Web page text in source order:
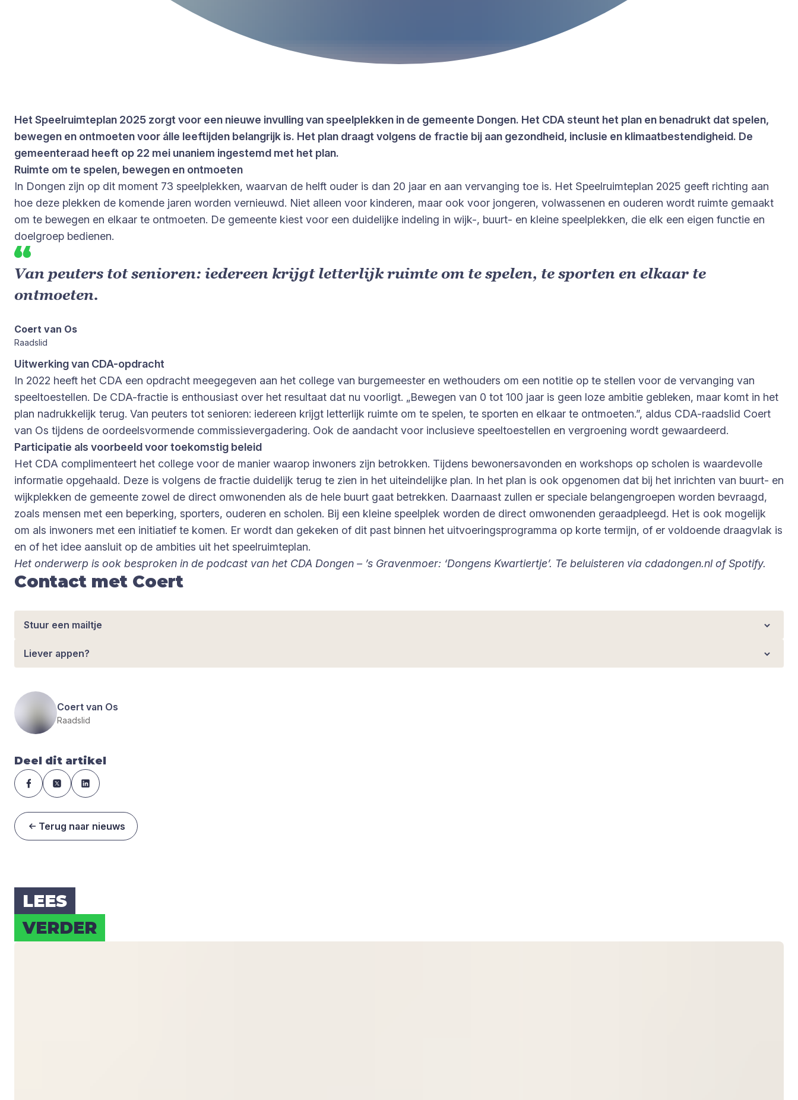
Het Speelruimteplan 2025 zorgt voor een nieuwe invulling van speelplekken in de gemeente Dongen. Het CDA steunt het plan en benadrukt dat spelen,
bewegen en ontmoeten voor álle leeftijden belangrijk is. Het plan draagt volgens de fractie bij aan gezondheid, inclusie en klimaatbestendigheid. De
gemeenteraad heeft op 22 mei unaniem ingestemd met het plan.
Ruimte om te spelen, bewegen en ontmoeten
In Dongen zijn op dit moment 73 speelplekken, waarvan de helft ouder is dan 20 jaar en aan vervanging toe is. Het Speelruimteplan 2025 geeft richting aan
hoe deze plekken de komende jaren worden vernieuwd. Niet alleen voor kinderen, maar ook voor jongeren, volwassenen en ouderen wordt ruimte gemaakt
om te bewegen en elkaar te ontmoeten. De gemeente kiest voor een duidelijke indeling in wijk-, buurt- en kleine speelplekken, die elk een eigen functie en
doelgroep bedienen.
Van peuters tot senioren: iedereen krijgt letterlijk ruimte om te spelen, te sporten en elkaar te
ontmoeten.
Coert van Os
Raadslid
Uitwerking van CDA-opdracht
In 2022 heeft het CDA een opdracht meegegeven aan het college van burgemeester en wethouders om een notitie op te stellen voor de vervanging van
speeltoestellen. De CDA-fractie is enthousiast over het resultaat dat nu voorligt. „Bewegen van 0 tot 100 jaar is geen loze ambitie gebleken, maar komt in het
plan nadrukkelijk terug. Van peuters tot senioren: iedereen krijgt letterlijk ruimte om te spelen, te sporten en elkaar te ontmoeten.”, aldus CDA-raadslid Coert
van Os tijdens de oordeelsvormende commissievergadering. Ook de aandacht voor inclusieve speeltoestellen en vergroening wordt gewaardeerd.
Participatie als voorbeeld voor toekomstig beleid
Het CDA complimenteert het college voor de manier waarop inwoners zijn betrokken. Tijdens bewonersavonden en workshops op scholen is waardevolle
informatie opgehaald. Deze is volgens de fractie duidelijk terug te zien in het uiteindelijke plan. In het plan is ook opgenomen dat bij het inrichten van buurt- en
wijkplekken de gemeente zowel de direct omwonenden als de hele buurt gaat betrekken. Daarnaast zullen er speciale belangengroepen worden bevraagd,
zoals mensen met een beperking, sporters, ouderen en scholen. Bij een kleine speelplek worden de direct omwonenden geraadpleegd. Het is ook mogelijk
om als inwoners met een initiatief te komen. Er wordt dan gekeken of dit past binnen het uitvoeringsprogramma op korte termijn, of er voldoende draagvlak is
en of het idee aansluit op de ambities uit het speelruimteplan.
Het onderwerp is ook besproken in de podcast van het CDA Dongen – ’s Gravenmoer: ‘Dongens Kwartiertje’. Te beluisteren via cdadongen.nl of Spotify.
Contact met Coert
Stuur een mailtje
Liever appen?
Coert van Os
Raadslid
Deel dit artikel
Terug naar nieuws
LEES
VER­DER